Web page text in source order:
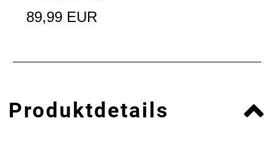
89,99 EUR
Produktdetails